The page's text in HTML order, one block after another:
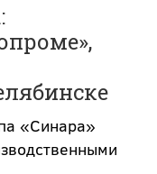
«Синара»